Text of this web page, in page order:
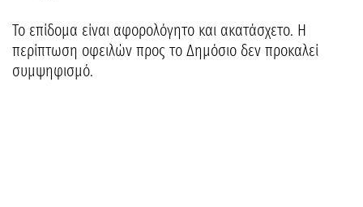
Το επίδομα είναι αφορολόγητο και ακατάσχετο. Η
περίπτωση οφειλών προς το Δημόσιο δεν προκαλεί
συμψηφισμό.